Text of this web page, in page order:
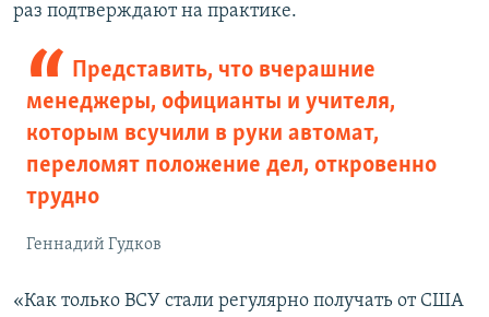
раз подтверждают на практике.
Представить, что вчерашние
менеджеры, официанты и учителя,
которым всучили в руки автомат,
переломят положение дел, откровенно
трудно
Геннадий Гудков
«Как только ВСУ стали регулярно получать от США